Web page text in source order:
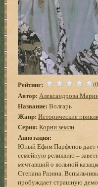
Рейтинг:
Автор: Александрова
Название: Волгарь
Жанр: Исторические
Серия: Корни земли
Аннотация:
Юный Ефим Парфенов дает
семейную реликвию –
мечтавший о вольной
Степана Разина.
пробуждает страшную